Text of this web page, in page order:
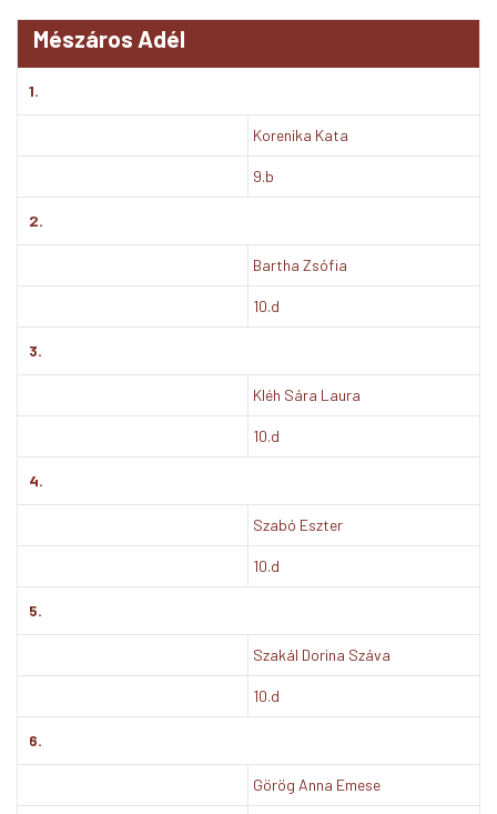
Mészáros Adél
1.
Korenika Kata
9.b
2.
Bartha Zsófia
10.d
3.
Kléh Sára Laura
10.d
4.
Szabó Eszter
10.d
5.
Szakál Dorina Száva
10.d
6.
Görög Anna Emese